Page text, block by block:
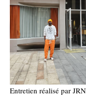
Entretien réalisé par JRN